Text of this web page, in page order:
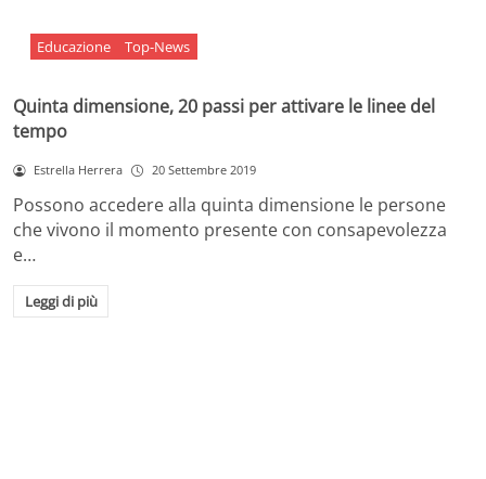
Educazione Top-News
Quinta dimensione, 20 passi per attivare le linee del
tempo
Estrella Herrera 20 Settembre 2019
Possono accedere alla quinta dimensione le persone
che vivono il momento presente con consapevolezza
e…
Leggi di più